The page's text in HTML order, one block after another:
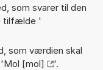
som svarer til den
tilfælde '
som værdien skal
Mol [mol] '.